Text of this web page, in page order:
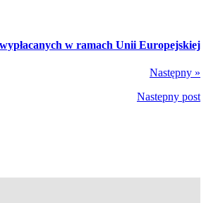
w ramach Unii Europejskiej
Następny »
Nastepny post